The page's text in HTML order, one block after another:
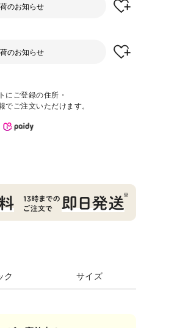
のお知らせ
のお知らせ
ご登録の住所・
でご注文いただけます。
ク サイズ